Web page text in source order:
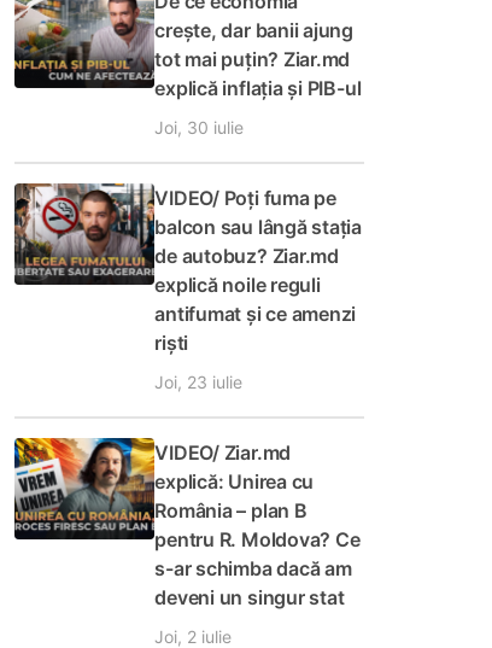
crește, dar banii ajung
tot mai puțin? Ziar.md
explică inflația și PIB-ul
Joi, 30 iulie
VIDEO/ Poți fuma pe
balcon sau lângă stația
de autobuz? Ziar.md
explică noile reguli
antifumat și ce amenzi
riști
Joi, 23 iulie
VIDEO/ Ziar.md
explică: Unirea cu
România – plan B
pentru R. Moldova? Ce
s-ar schimba dacă am
deveni un singur stat
Joi, 2 iulie